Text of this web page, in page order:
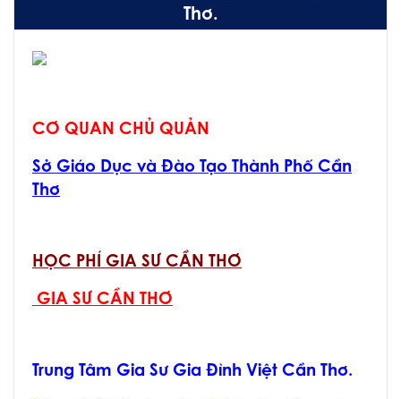
Thơ.
CƠ QUAN CHỦ QUẢN
Sở Giáo Dục và Đào Tạo Thành Phố Cần
Thơ
HỌC PHÍ GIA SƯ CẦN THƠ
GIA SƯ CẦN THƠ
Trung Tâm Gia Sư Gia Đình Việt Cần Thơ.